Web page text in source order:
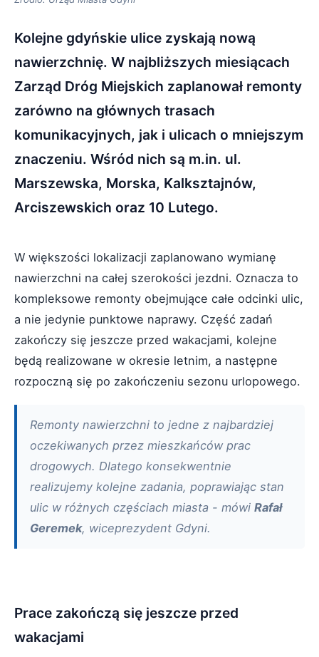
Kolejne gdyńskie ulice zyskają nową
nawierzchnię. W najbliższych miesiącach
Zarząd Dróg Miejskich zaplanował remonty
zarówno na głównych trasach
komunikacyjnych, jak i ulicach o mniejszym
znaczeniu. Wśród nich są m.in. ul.
Marszewska, Morska, Kalksztajnów,
Arciszewskich oraz 10 Lutego.
W większości lokalizacji zaplanowano wymianę
nawierzchni na całej szerokości jezdni. Oznacza to
kompleksowe remonty obejmujące całe odcinki ulic,
a nie jedynie punktowe naprawy. Część zadań
zakończy się jeszcze przed wakacjami, kolejne
będą realizowane w okresie letnim, a następne
rozpoczną się po zakończeniu sezonu urlopowego.
Remonty nawierzchni to jedne z najbardziej
oczekiwanych przez mieszkańców prac
drogowych. Dlatego konsekwentnie
realizujemy kolejne zadania, poprawiając stan
ulic w różnych częściach miasta - mówi Rafał
Geremek, wiceprezydent Gdyni.
Prace zakończą się jeszcze przed
wakacjami